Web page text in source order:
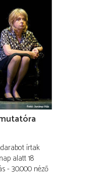
írtak
alatt 18
- 30.000 néző